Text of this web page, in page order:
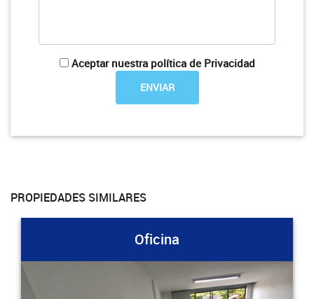
Aceptar nuestra política de Privacidad
PROPIEDADES SIMILARES
Oficina